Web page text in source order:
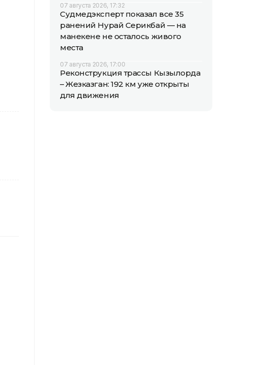
07 августа 2026, 17:32
Судмедэксперт показал все 35
ранений Нурай Серикбай — на
манекене не осталось живого
места
07 августа 2026, 17:00
Реконструкция трассы Кызылорда
– Жезказган: 192 км уже открыты
для движения